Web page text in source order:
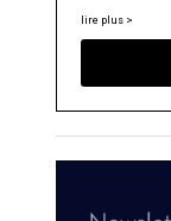
lire plus >